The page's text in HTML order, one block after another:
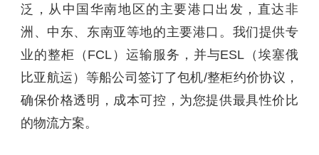
泛，从中国华南地区的主要港口出发，直达非
洲、中东、东南亚等地的主要港口。我们提供专
业的整柜（FCL）运输服务，并与ESL（埃塞俄
比亚航运）等船公司签订了包机/整柜约价协议，
确保价格透明，成本可控，为您提供最具性价比
的物流方案。